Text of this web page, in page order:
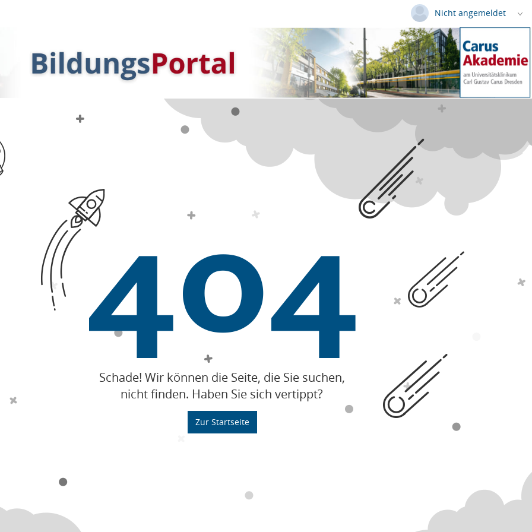
Nicht angemeldet
Deutsch
Login
Versionsnummer: 2026.2.05.64048
Schade! Wir können die Seite, die Sie suchen,
nicht finden. Haben Sie sich vertippt?
Zur Startseite